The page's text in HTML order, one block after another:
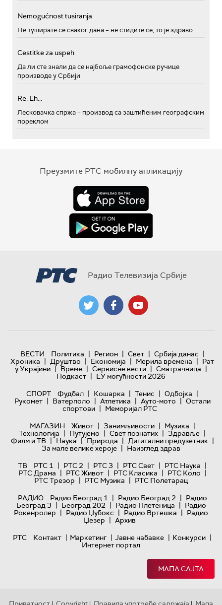
Nemogućnost tusiranja
Не туширате се сваког дана – не стидите се, то је здраво
Cestitke za uspeh
Да ли сте знали да се најбоље грамофонске ручице
производе у Србији
Re: Eh...
Лесковачка спржа – производ са заштићеним географским
пореклом
Преузмите РТС мобилну апликацију
Радио Телевизија Србије
ВЕСТИ Политика | Регион | Свет | Србија данас |
Хроника | Друштво | Економија | Мерила времена | Рат
у Украјини | Време | Сервисне вести | Сматрачница |
Подкаст | ЕУ могућности 2026
СПОРТ
Фудбал | Кошарка | Тенис | Одбојка |
Рукомет | Ватерполо | Атлетика | Ауто-мото | Остали
спортови | Меморијал РТС
МАГАЗИН
Живот | Занимљивости | Музика |
Технологијa | Путујемо | Свет познатих | Здравље |
Филм и ТВ | Наука | Природа | Дигитални предузетник |
За мале велике хероје | Наизглед здрав
ТВ
РТС 1 | РТС 2 | РТС 3 | РТС Свет | РТС Наука |
РТС Драма | РТС Живот | РТС Класика | РТС Коло |
РТС Трезор | РТС Музика | РТС Полетарац
РАДИО
Радио Београд 1 | Радио Београд 2 | Радио
Београд 3 | Београд 202 | Радио Плетеница | Радио
Рокенролер | Радио Џубокс | Радио Вртешка | Радио
Џезер | Архив
РТС
Контакт | Маркетинг | Јавне набавке | Конкурси |
Интернет портал
МАПА САЈТА